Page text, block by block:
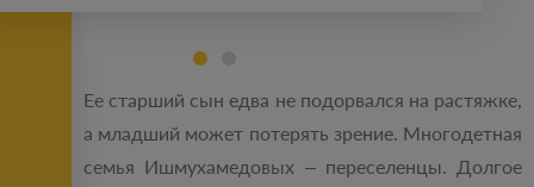
Ее старший сын едва не подорвался на растяжке,
а младший может потерять зрение. Многодетная
семья Ишмухамедовых – переселенцы. Долгое